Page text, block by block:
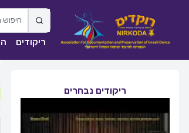
ריקודים
ריקודים נבחרים